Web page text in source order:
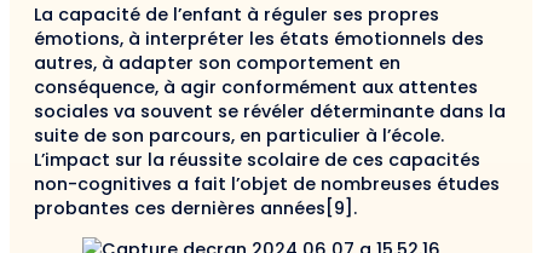
La capacité de l’enfant à réguler ses propres
émotions, à interpréter les états émotionnels des
autres, à adapter son comportement en
conséquence, à agir conformément aux attentes
sociales va souvent se révéler déterminante dans la
suite de son parcours, en particulier à l’école.
L’impact sur la réussite scolaire de ces capacités
non-cognitives a fait l’objet de nombreuses études
probantes ces dernières années[9].